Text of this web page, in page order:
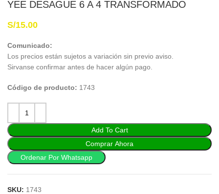
YEE DESAGUE 6 A 4 TRANSFORMADO
S/15.00
Comunicado:
Los precios están sujetos a variación sin previo aviso.
Sirvanse confirmar antes de hacer algún pago.
Código de producto: 1743
Add To Cart
Comprar Ahora
Ordenar Por Whatsapp
SKU: 1743